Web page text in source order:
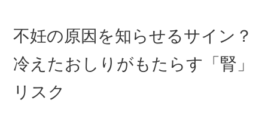
不妊の原因を知らせるサイン？
冷えたおしりがもたらす「腎」
リスク